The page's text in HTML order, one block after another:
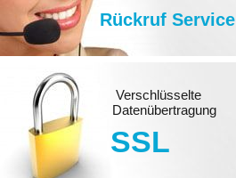
Rückruf Service
Verschlüsselte
Datenübertragung
SSL